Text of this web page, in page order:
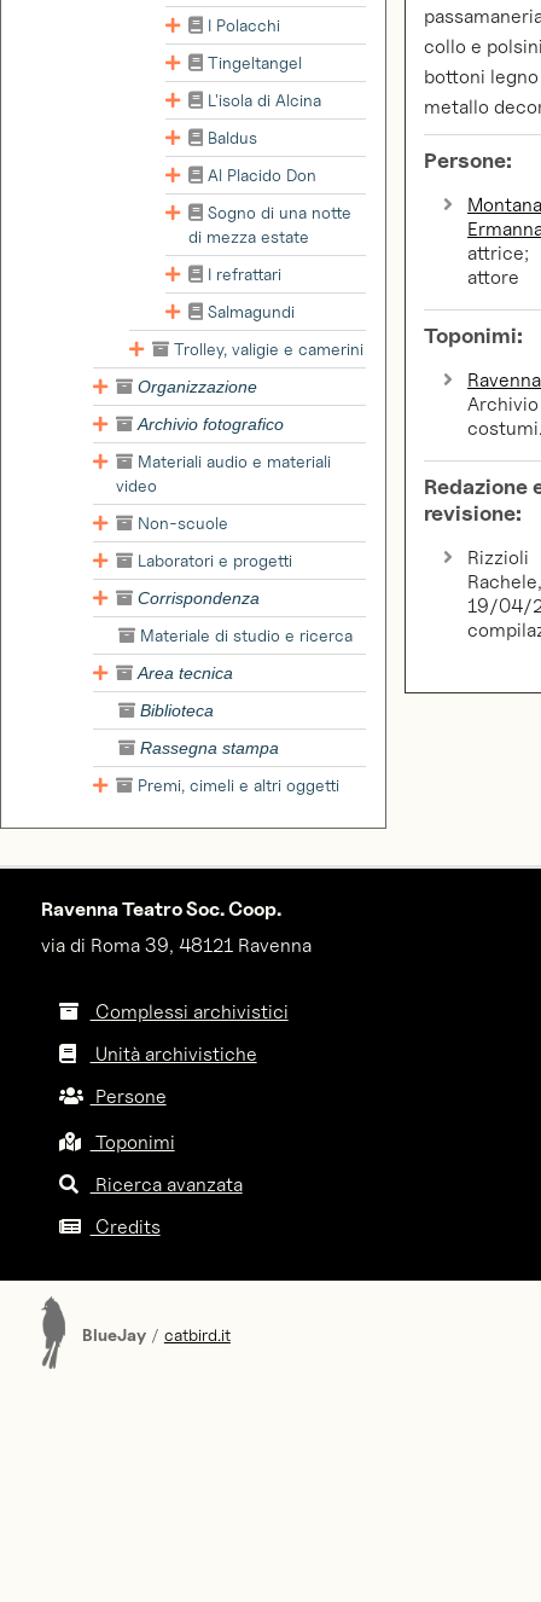
I Polacchi
Tingeltangel
L'isola di Alcina
Baldus
Al Placido Don
Sogno di una notte
di mezza estate
I refrattari
Salmagundi
Trolley, valigie e camerini
Organizzazione
Archivio fotografico
Materiali audio e materiali
video
Non-scuole
Laboratori e progetti
Corrispondenza
Materiale di studio e ricerca
Area tecnica
Biblioteca
Rassegna stampa
Premi, cimeli e altri oggetti
collo e
bottoni
metallo
Persone:
attrice;
attore
Toponimi:
Archivio
Redazione
revisione:
Rizzioli
Rachele,
19/04/
Ravenna Teatro Soc. Coop.
via di Roma 39, 48121 Ravenna
Complessi archivistici
Unità archivistiche
Persone
Toponimi
Ricerca avanzata
Credits
BlueJay/ catbird.it